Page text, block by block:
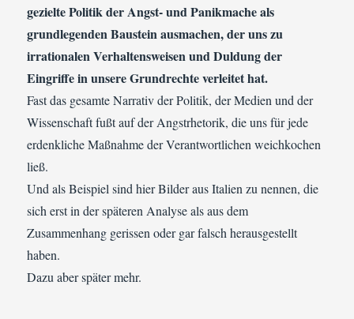
gezielte Politik der Angst- und Panikmache als
grundlegenden Baustein ausmachen, der uns zu
irrationalen Verhaltensweisen und Duldung der
Eingriffe in unsere Grundrechte verleitet hat.
Fast das gesamte Narrativ der Politik, der Medien und der
Wissenschaft fußt auf der Angstrhetorik, die uns für jede
erdenkliche Maßnahme der Verantwortlichen weichkochen
ließ.
Und als Beispiel sind hier Bilder aus Italien zu nennen, die
sich erst in der späteren Analyse als aus dem
Zusammenhang gerissen oder gar falsch herausgestellt
haben.
Dazu aber später mehr.